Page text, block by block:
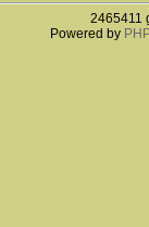
2465411
Powered by